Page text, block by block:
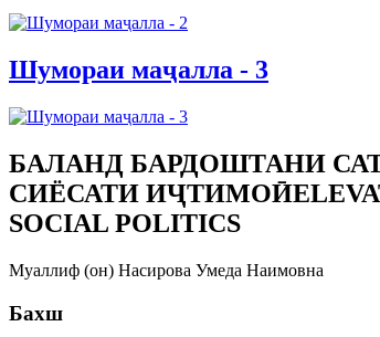
Шумораи маҷалла - 3
БАЛАНД БАРДОШТАНИ
СИЁСАТИ
SOCIAL POLITICS
Муаллиф (он) Насирова Умеда Наимовна
Бахш